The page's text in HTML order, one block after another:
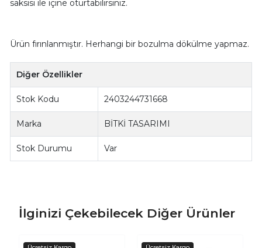
saksısı ile içine oturtabilirsiniz.
Ürün fırınlanmıştır. Herhangi bir bozulma dökülme yapmaz.
Diğer Özellikler
Stok Kodu 2403244731668
Marka BİTKİ TASARIMI
Stok Durumu Var
İlginizi Çekebilecek Diğer Ürünler